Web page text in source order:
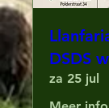
DSDS
za 25 jul